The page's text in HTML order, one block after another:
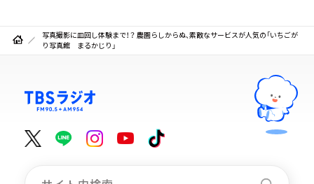
写真撮影に皿回し体験まで！？ 農園らしからぬ、素敵なサービスが人気の「いちごが
り写真館 まるかじり」